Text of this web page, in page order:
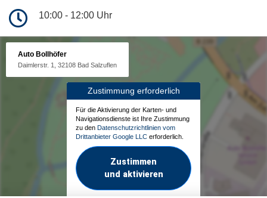
10:00 - 12:00 Uhr
Auto Bollhöfer
Daimlerstr. 1, 32108 Bad Salzuflen
Zustimmung erforderlich
Für die Aktivierung der Karten- und
Navigationsdienste ist Ihre Zustimmung
zu den Datenschutzrichtlinien vom
Drittanbieter Google LLC erforderlich.
Zustimmen
und aktivieren